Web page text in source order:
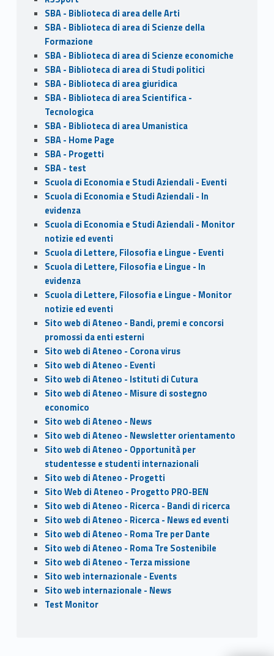
SBA - Biblioteca di area delle Arti
SBA - Biblioteca di area di Scienze della
Formazione
SBA - Biblioteca di area di Scienze economiche
SBA - Biblioteca di area di Studi politici
SBA - Biblioteca di area giuridica
SBA - Biblioteca di area Scientifica -
Tecnologica
SBA - Biblioteca di area Umanistica
SBA - Home Page
SBA - Progetti
SBA - test
Scuola di Economia e Studi Aziendali - Eventi
Scuola di Economia e Studi Aziendali - In
evidenza
Scuola di Economia e Studi Aziendali - Monitor
notizie ed eventi
Scuola di Lettere, Filosofia e Lingue - Eventi
Scuola di Lettere, Filosofia e Lingue - In
evidenza
Scuola di Lettere, Filosofia e Lingue - Monitor
notizie ed eventi
Sito web di Ateneo - Bandi, premi e concorsi
promossi da enti esterni
Sito web di Ateneo - Corona virus
Sito web di Ateneo - Eventi
Sito web di Ateneo - Istituti di Cutura
Sito web di Ateneo - Misure di sostegno
economico
Sito web di Ateneo - News
Sito web di Ateneo - Newsletter orientamento
Sito web di Ateneo - Opportunità per
studentesse e studenti internazionali
Sito web di Ateneo - Progetti
Sito Web di Ateneo - Progetto PRO-BEN
Sito web di Ateneo - Ricerca - Bandi di ricerca
Sito web di Ateneo - Ricerca - News ed eventi
Sito web di Ateneo - Roma Tre per Dante
Sito web di Ateneo - Roma Tre Sostenibile
Sito web di Ateneo - Terza missione
Sito web internazionale - Events
Sito web internazionale - News
Test Monitor